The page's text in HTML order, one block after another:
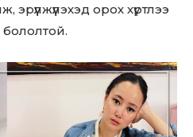
орох хүртлээ